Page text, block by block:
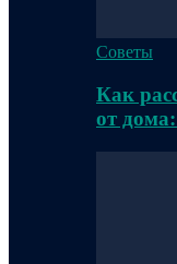
Советы
Как
от